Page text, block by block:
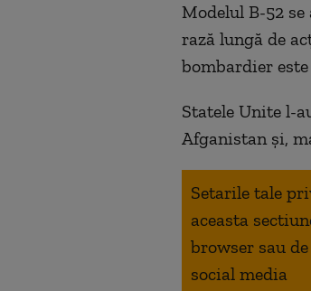
Modelul B-52
rază lungă de
bombardier
Statele Unite l-
Afganistan şi,
Setarile tale
aceasta
browser sau de
social media